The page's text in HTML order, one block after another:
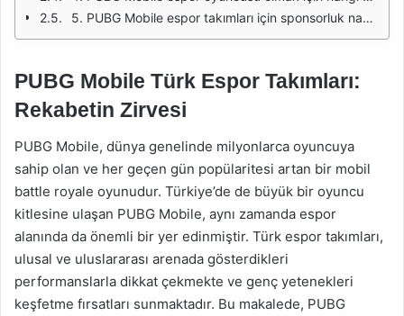
5. PUBG Mobile espor takımları için sponsorluk nasıl alınır?
PUBG Mobile Türk Espor Takımları:
Rekabetin Zirvesi
PUBG Mobile, dünya genelinde milyonlarca oyuncuya
sahip olan ve her geçen gün popülaritesi artan bir mobil
battle royale oyunudur. Türkiye’de de büyük bir oyuncu
kitlesine ulaşan PUBG Mobile, aynı zamanda espor
alanında da önemli bir yer edinmiştir. Türk espor takımları,
ulusal ve uluslararası arenada gösterdikleri
performanslarla dikkat çekmekte ve genç yetenekleri
keşfetme fırsatları sunmaktadır. Bu makalede, PUBG